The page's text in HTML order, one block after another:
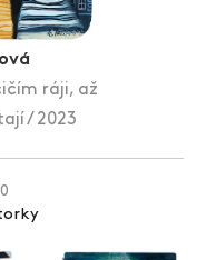
ráji, až
/ 2023